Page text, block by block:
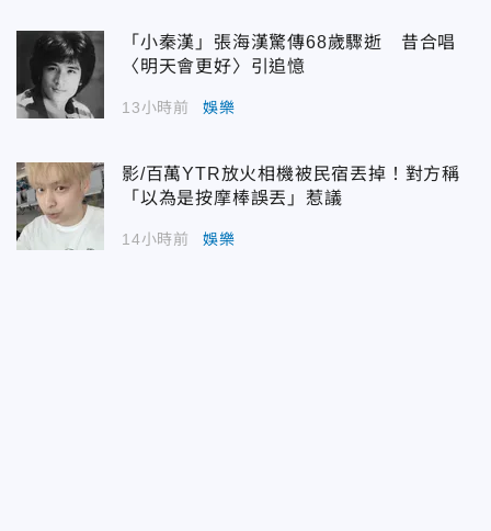
「小秦漢」張海漢驚傳68歲驟逝 昔合唱
〈明天會更好〉引追憶
13小時前 娛樂
影/百萬YTR放火相機被民宿丟掉！對方稱
「以為是按摩棒誤丟」惹議
14小時前 娛樂